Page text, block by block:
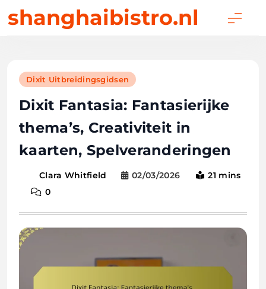
toshanghaibistro.nl
Dixit Uitbreidingsgidsen
Dixit Fantasia: Fantasierijke
thema’s, Creativiteit in
kaarten, Spelveranderingen
Clara Whitfield 02/03/2026
21 mins
0